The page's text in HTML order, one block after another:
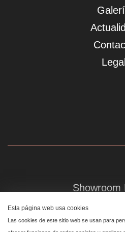
Legal
Showroom
Plaza de
Centro, 28014
Esta página web usa cookies
Las cookies de este sitio web se usan para